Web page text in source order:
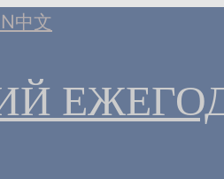
中文